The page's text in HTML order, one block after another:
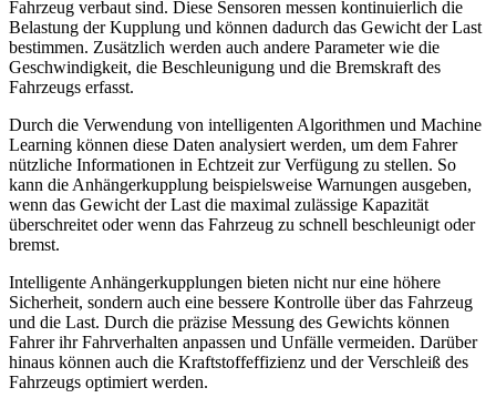
Fahrzeug verbaut sind. Diese Sensoren messen kontinuierlich die
Belastung der Kupplung und können dadurch das Gewicht der Last
bestimmen. Zusätzlich werden auch andere Parameter wie die
Geschwindigkeit, die Beschleunigung und die Bremskraft des
Fahrzeugs erfasst.
Durch die Verwendung von intelligenten Algorithmen und Machine
Learning können diese Daten analysiert werden, um dem Fahrer
nützliche Informationen in Echtzeit zur Verfügung zu stellen. So
kann die Anhängerkupplung beispielsweise Warnungen ausgeben,
wenn das Gewicht der Last die maximal zulässige Kapazität
überschreitet oder wenn das Fahrzeug zu schnell beschleunigt oder
bremst.
Intelligente Anhängerkupplungen bieten nicht nur eine höhere
Sicherheit, sondern auch eine bessere Kontrolle über das Fahrzeug
und die Last. Durch die präzise Messung des Gewichts können
Fahrer ihr Fahrverhalten anpassen und Unfälle vermeiden. Darüber
hinaus können auch die Kraftstoffeffizienz und der Verschleiß des
Fahrzeugs optimiert werden.